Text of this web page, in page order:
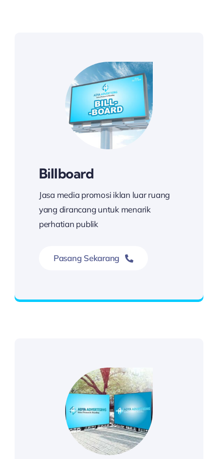
Billboard
Jasa media promosi iklan luar ruang
yang dirancang untuk menarik
perhatian publik
Pasang Sekarang